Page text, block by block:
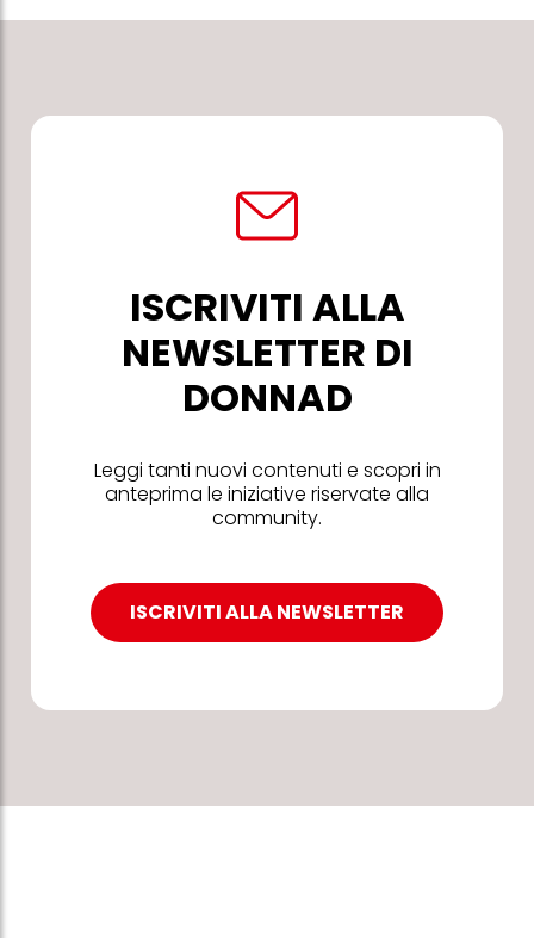
ISCRIVITI ALLA
NEWSLETTER DI
DONNAD
Leggi tanti nuovi contenuti e scopri in
anteprima le iniziative riservate alla
community.
ISCRIVITI ALLA NEWSLETTER